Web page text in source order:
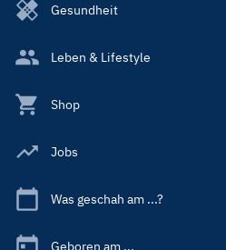
Gesundheit
Leben & Lifestyle
Shop
Jobs
Was geschah am ...?
Geboren am ...